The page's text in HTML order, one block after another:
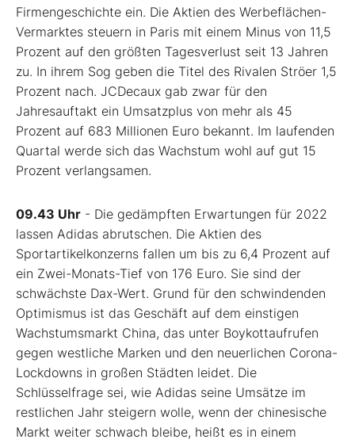
Firmengeschichte ein. Die Aktien des Werbeflächen-
Vermarktes steuern in Paris mit einem Minus von 11,5
Prozent auf den größten Tagesverlust seit 13 Jahren
zu. In ihrem Sog geben die Titel des Rivalen Ströer 1,5
Prozent nach. JCDecaux gab zwar für den
Jahresauftakt ein Umsatzplus von mehr als 45
Prozent auf 683 Millionen Euro bekannt. Im laufenden
Quartal werde sich das Wachstum wohl auf gut 15
Prozent verlangsamen.
09.43 Uhr - Die gedämpften Erwartungen für 2022
lassen Adidas abrutschen. Die Aktien des
Sportartikelkonzerns fallen um bis zu 6,4 Prozent auf
ein Zwei-Monats-Tief von 176 Euro. Sie sind der
schwächste Dax-Wert. Grund für den schwindenden
Optimismus ist das Geschäft auf dem einstigen
Wachstumsmarkt China, das unter Boykottaufrufen
gegen westliche Marken und den neuerlichen Corona-
Lockdowns in großen Städten leidet. Die
Schlüsselfrage sei, wie Adidas seine Umsätze im
restlichen Jahr steigern wolle, wenn der chinesische
Markt weiter schwach bleibe, heißt es in einem